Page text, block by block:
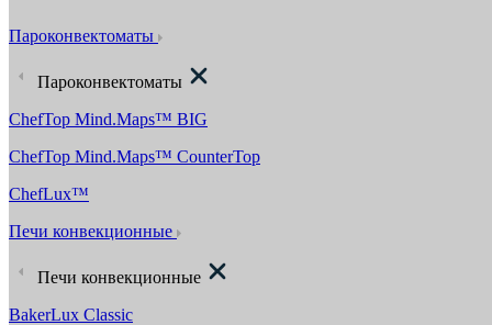
Пароконвектоматы
Пароконвектоматы
ChefTop Mind.Maps™ BIG
ChefTop Mind.Maps™ CounterTop
ChefLux™
Печи конвекционные
Печи конвекционные
BakerLux Classic